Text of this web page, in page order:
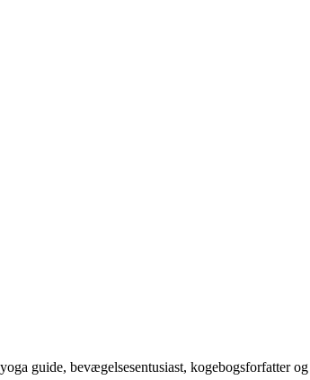
guide, bevægelsesentusiast, kogebogsforfatter